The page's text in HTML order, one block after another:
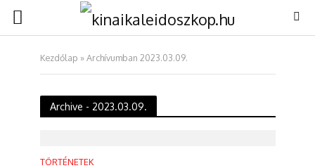
Kezdőlap »Archívumban 2023.03.09.
Archive - 2023.03.09.
TÖRTÉNETEK